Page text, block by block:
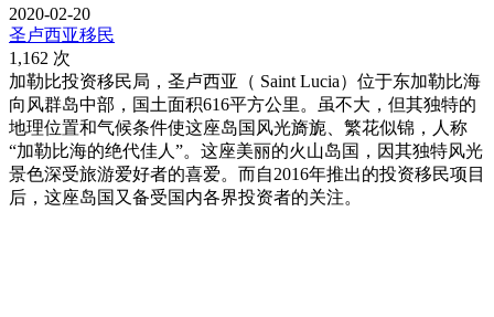
2020-02-20
圣卢西亚移民
1,162 次
加勒比投资移民局，圣卢西亚（ Saint Lucia）位于东加勒比海
向风群岛中部，国土面积616平方公里。虽不大，但其独特的
地理位置和气候条件使这座岛国风光旖旎、繁花似锦，人称
“加勒比海的绝代佳人”。这座美丽的火山岛国，因其独特风光
景色深受旅游爱好者的喜爱。而自2016年推出的投资移民项目
后，这座岛国又备受国内各界投资者的关注。